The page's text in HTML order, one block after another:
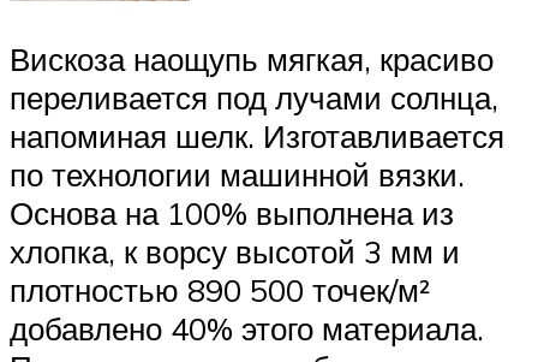
Вискоза наощупь мягкая, красиво
переливается под лучами солнца,
напоминая шелк. Изготавливается
по технологии машинной вязки.
Основа на 100% выполнена из
хлопка, к ворсу высотой 3 мм и
плотностью 890 500 точек/м²
добавлено 40% этого материала.